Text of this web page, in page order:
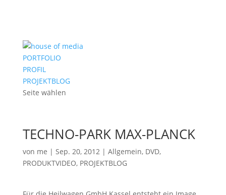
PORTFOLIO
PROFIL
PROJEKTBLOG
Seite wählen
TECHNO-PARK MAX-PLANCK
von me | Sep. 20, 2012| Allgemein, DVD,
PRODUKTVIDEO, PROJEKTBLOG